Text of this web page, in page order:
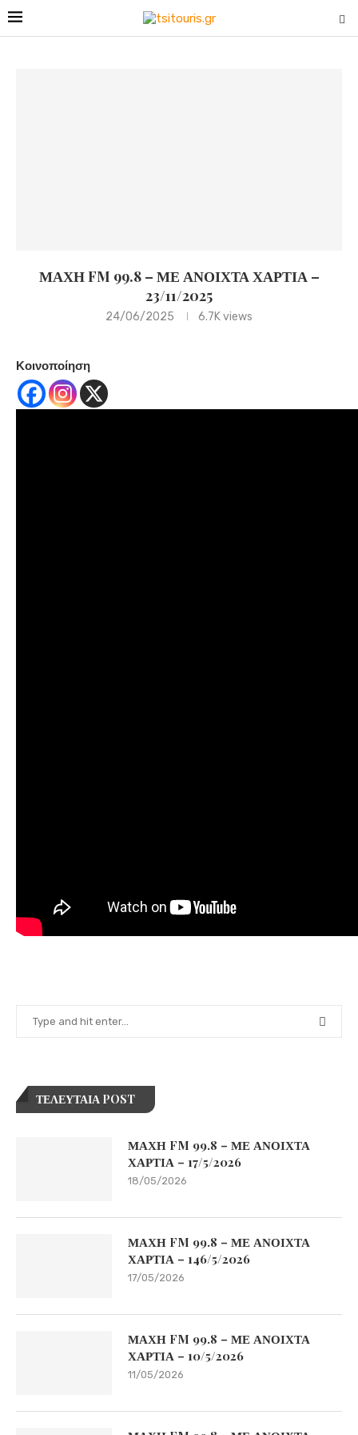
ΜΑΧΗ FM 99.8 – ΜΕ ΑΝΟΙΧΤΑ ΧΑΡΤΙΑ –
23/11/2025
24/06/2025 6.7Kviews
Κοινοποίηση
ΤΕΛΕΥΤΑΙΑ POST
ΜΑΧΗ FM 99.8 – ΜΕ ΑΝΟΙΧΤΑ
ΧΑΡΤΙΑ – 17/5/2026
18/05/2026
ΜΑΧΗ FM 99.8 – ΜΕ ΑΝΟΙΧΤΑ
ΧΑΡΤΙΑ – 146/5/2026
17/05/2026
ΜΑΧΗ FM 99.8 – ΜΕ ΑΝΟΙΧΤΑ
ΧΑΡΤΙΑ – 10/5/2026
11/05/2026